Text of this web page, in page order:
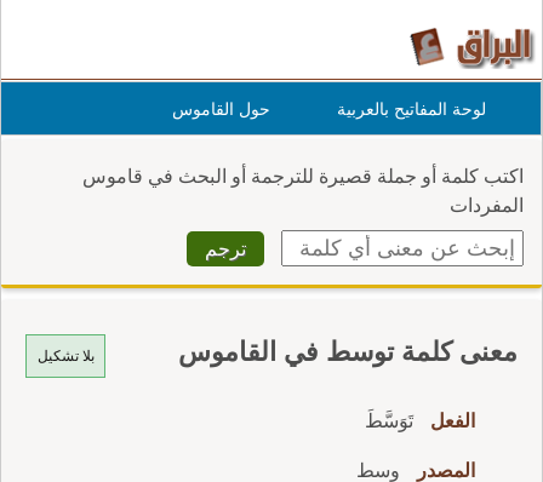
لوحة المفاتيح بالعربية حول القاموس
اكتب كلمة أو جملة قصيرة للترجمة أو البحث في قاموس
المفردات
بلا تشكيل معنى كلمة توسط في القاموس
الفعل تَوَسَّطَ
المصدر وسط